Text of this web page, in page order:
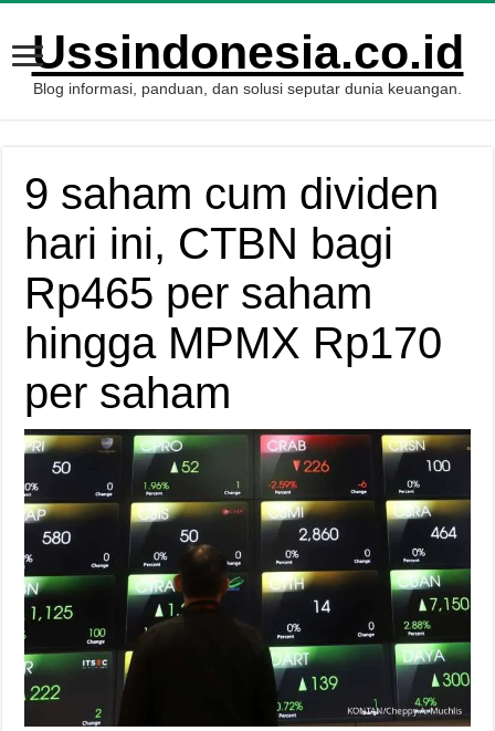
Ussindonesia.co.id
Blog informasi, panduan, dan solusi seputar dunia keuangan.
9 saham cum dividen
hari ini, CTBN bagi
Rp465 per saham
hingga MPMX Rp170
per saham